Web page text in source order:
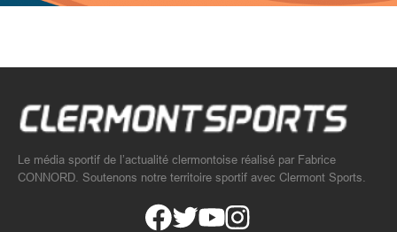
Le média sportif de l’actualité clermontoise réalisé par Fabrice
CONNORD. Soutenons notre territoire sportif avec Clermont Sports.